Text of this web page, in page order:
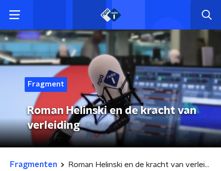
Fragment
Roman Helinski en de kracht van
verleiding
Fragmenten Roman Helinski en de kracht van verleiding